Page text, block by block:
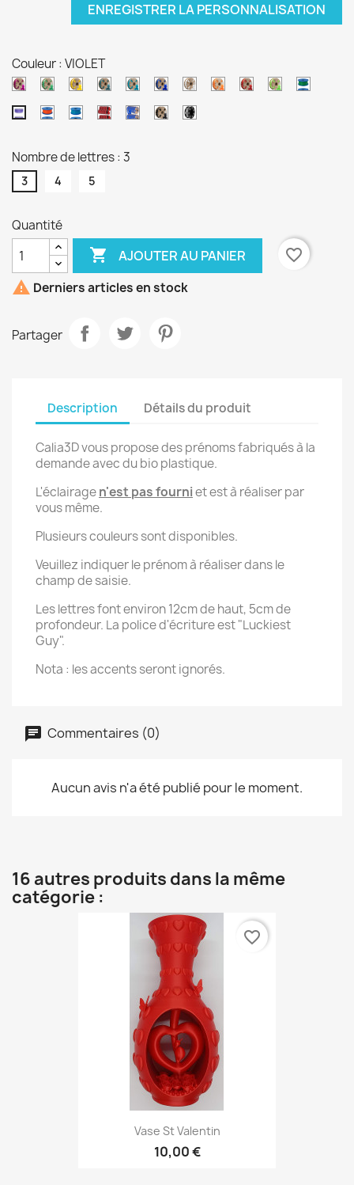
ENREGISTRER LA PERSONNALISATION
Couleur : VIOLET
VIOLETVERT
PATRICK
JAUNEVERT BLEUBLEU
ONESTRIKERS
BLANCORANGEROUGE VERT
VIOLET ORANGEBLEURougeBleu NOIR
Nombre de lettres : 3
3 4 5
Quantité
 AJOUTER AU PANIER
favorite_border
 Derniers articles en stock
Partager
Description Détails du produit
Calia3D vous propose des prénoms fabriqués à la
demande avec du bio plastique.
L'éclairagen'est pas fourniet est à réaliser par
vous même.
Plusieurs couleurs sont disponibles.
Veuillez indiquer le prénom à réaliser dans le
champ de saisie.
Les lettres font environ 12cm de haut, 5cm de
profondeur. La police d'écriture est "Luckiest
Guy".
Nota : les accents seront ignorés.
Commentaires (0)
Aucun avis n'a été publié pour le moment.
16 autres produits dans la même
catégorie :
Vase St Valentin
10,00 €
favorite_border